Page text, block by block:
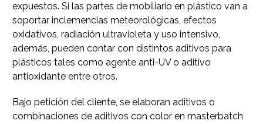
expuestos. Si las partes de mobiliario en plástico van a
soportar inclemencias meteorológicas, efectos
oxidativos, radiación ultravioleta y uso intensivo,
además, pueden contar con distintos aditivos para
plásticos tales como agente anti-UV o aditivo
antioxidante entre otros.
Bajo petición del cliente, se elaboran aditivos o
combinaciones de aditivos con color en masterbatch